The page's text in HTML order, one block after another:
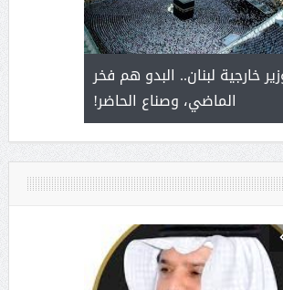
سلمان
خارجية لبنان.. البدو هم فخر
الماضي، وصناع الحاضر!